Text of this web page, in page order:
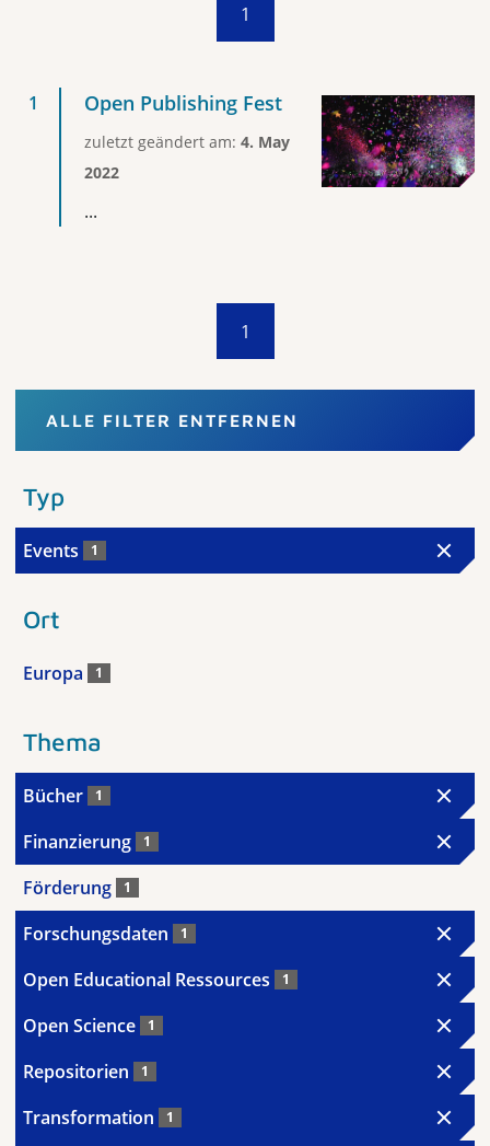
1
Open Publishing Fest
zuletzt geändert am: 4. May
2022
...
1
ALLE FILTER ENTFERNEN
Typ
Events 1
Ort
Europa 1
Thema
Bücher 1
Finanzierung 1
Förderung 1
Forschungsdaten 1
Open Educational Ressources 1
Open Science 1
Repositorien 1
Transformation 1